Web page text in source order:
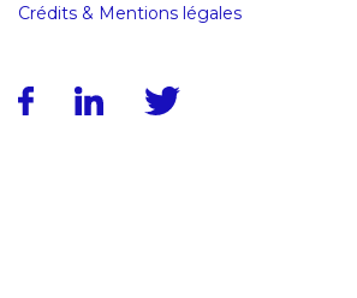
Crédits & Mentions légales